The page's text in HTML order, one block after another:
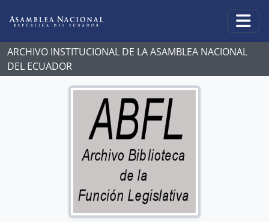
ARCHIVO INSTITUCIONAL DE LA ASAMBLEA NACIONAL
DEL ECUADOR